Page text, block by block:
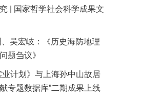
| 国家哲学社会科学成果文
吴宏岐：《历史海防地理
题刍议》
业计划》与上海孙中山故居
专题数据库”二期成果上线